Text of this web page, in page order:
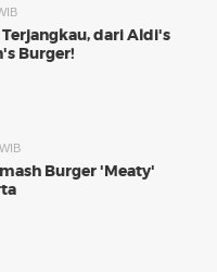
dari Aldi's
Burger!
Burger 'Meaty'